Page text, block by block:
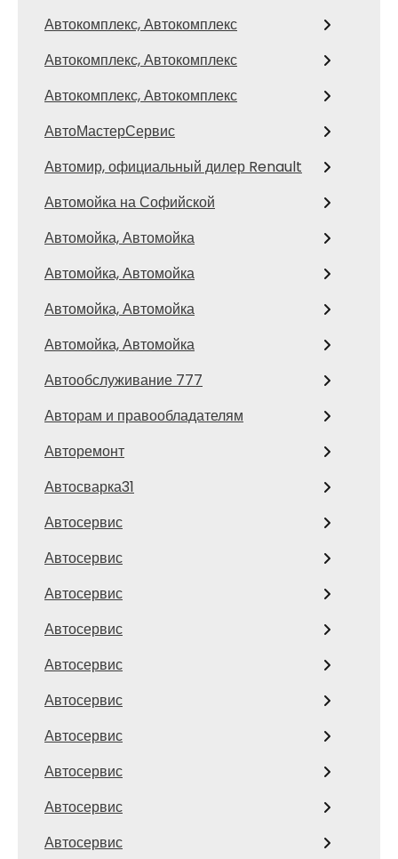
Автокомплекс, Автокомплекс
Автокомплекс, Автокомплекс
Автокомплекс, Автокомплекс
АвтоМастерСервис
Автомир, официальный дилер Renault
Автомойка на Софийской
Автомойка, Автомойка
Автомойка, Автомойка
Автомойка, Автомойка
Автомойка, Автомойка
Автообслуживание 777
Авторам и правообладателям
Авторемонт
Автосварка31
Автосервис
Автосервис
Автосервис
Автосервис
Автосервис
Автосервис
Автосервис
Автосервис
Автосервис
Автосервис